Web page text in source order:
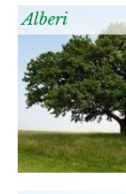
Alberi